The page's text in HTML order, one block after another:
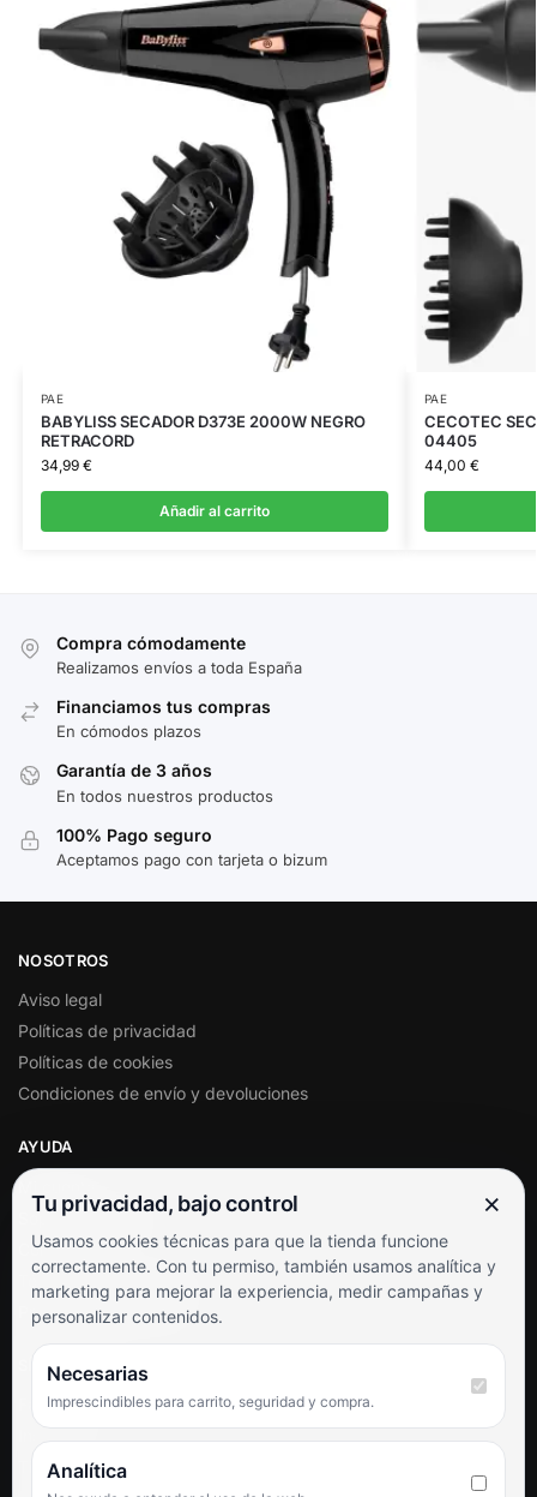
PAE
BABYLISS SECADOR D373E 2000W NEGRO
RETRACORD
34,99 €
Añadir al carrito
PAE
CECOTEC
04405
44,00 €
Compra cómodamente
Realizamos envíos a toda España
Financiamos tus compras
En cómodos plazos
Garantía de 3 años
En todos nuestros productos
100% Pago seguro
Aceptamos pago con tarjeta o bizum
NOSOTROS
Aviso legal
Políticas de privacidad
Políticas de cookies
Condiciones de envío y devoluciones
AYUDA
Soporte al cliente
Contacto
Términos y condiciones
Preguntas frecuentes
SÍGUENOS
Facebook
TikTok
Tu privacidad, bajo control ×
Usamos cookies técnicas para que la tienda funcione
correctamente. Con tu permiso, también usamos analítica y
marketing para mejorar la experiencia, medir campañas y
personalizar contenidos.
Necesarias
Imprescindibles para carrito, seguridad y compra.
Analítica